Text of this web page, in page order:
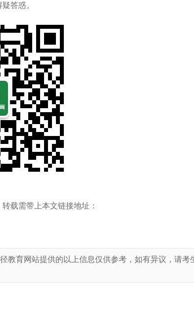
答惑。
转载需带上本文链接地址：
教育网站提供的以上信息仅供参考，如有异议，请考